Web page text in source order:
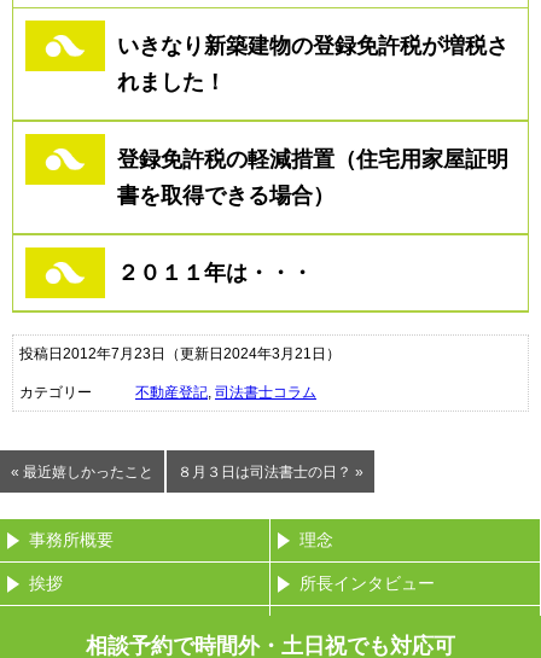
いきなり新築建物の登録免許税が増税さ
れました！
登録免許税の軽減措置（住宅用家屋証明
書を取得できる場合）
２０１１年は・・・
投稿日2012年7月23日 （更新日2024年3月21日）
カテゴリー 不動産登記, 司法書士コラム
« 最近嬉しかったこと ８月３日は司法書士の日？ »
事務所概要 理念
挨拶 所長インタビュー
相談予約で時間外・土日祝でも対応可